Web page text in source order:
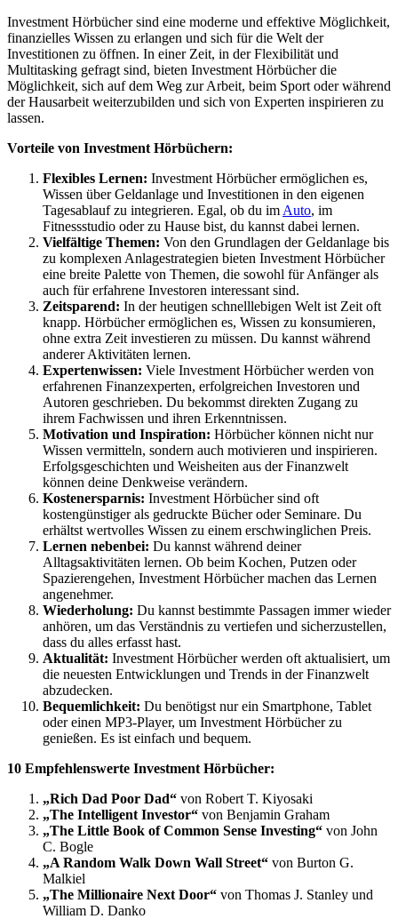
Investment Hörbücher sind eine moderne und effektive Möglichkeit,
finanzielles Wissen zu erlangen und sich für die Welt der
Investitionen zu öffnen. In einer Zeit, in der Flexibilität und
Multitasking gefragt sind, bieten Investment Hörbücher die
Möglichkeit, sich auf dem Weg zur Arbeit, beim Sport oder während
der Hausarbeit weiterzubilden und sich von Experten inspirieren zu
lassen.
Vorteile von Investment Hörbüchern:
Flexibles Lernen: Investment Hörbücher ermöglichen es,
Wissen über Geldanlage und Investitionen in den eigenen
Tagesablauf zu integrieren. Egal, ob du im Auto, im
Fitnessstudio oder zu Hause bist, du kannst dabei lernen.
Vielfältige Themen: Von den Grundlagen der Geldanlage bis
zu komplexen Anlagestrategien bieten Investment Hörbücher
eine breite Palette von Themen, die sowohl für Anfänger als
auch für erfahrene Investoren interessant sind.
Zeitsparend: In der heutigen schnelllebigen Welt ist Zeit oft
knapp. Hörbücher ermöglichen es, Wissen zu konsumieren,
ohne extra Zeit investieren zu müssen. Du kannst während
anderer Aktivitäten lernen.
Expertenwissen: Viele Investment Hörbücher werden von
erfahrenen Finanzexperten, erfolgreichen Investoren und
Autoren geschrieben. Du bekommst direkten Zugang zu
ihrem Fachwissen und ihren Erkenntnissen.
Motivation und Inspiration: Hörbücher können nicht nur
Wissen vermitteln, sondern auch motivieren und inspirieren.
Erfolgsgeschichten und Weisheiten aus der Finanzwelt
können deine Denkweise verändern.
Kostenersparnis: Investment Hörbücher sind oft
kostengünstiger als gedruckte Bücher oder Seminare. Du
erhältst wertvolles Wissen zu einem erschwinglichen Preis.
Lernen nebenbei: Du kannst während deiner
Alltagsaktivitäten lernen. Ob beim Kochen, Putzen oder
Spazierengehen, Investment Hörbücher machen das Lernen
angenehmer.
Wiederholung: Du kannst bestimmte Passagen immer wieder
anhören, um das Verständnis zu vertiefen und sicherzustellen,
dass du alles erfasst hast.
Aktualität: Investment Hörbücher werden oft aktualisiert, um
die neuesten Entwicklungen und Trends in der Finanzwelt
abzudecken.
Bequemlichkeit: Du benötigst nur ein Smartphone, Tablet
oder einen MP3-Player, um Investment Hörbücher zu
genießen. Es ist einfach und bequem.
10 Empfehlenswerte Investment Hörbücher:
„Rich Dad Poor Dad“ von Robert T. Kiyosaki
„The Intelligent Investor“ von Benjamin Graham
„The Little Book of Common Sense Investing“ von John
C. Bogle
„A Random Walk Down Wall Street“ von Burton G.
Malkiel
„The Millionaire Next Door“ von Thomas J. Stanley und
William D. Danko